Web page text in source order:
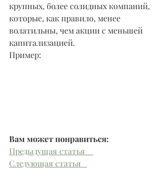
крупных, более солидных компаний,
которые, как правило, менее
волатильны, чем акции с меньшей
капитализацией.
Пример:
Вам может понравиться:
Предыдущая статья
Следующая статья